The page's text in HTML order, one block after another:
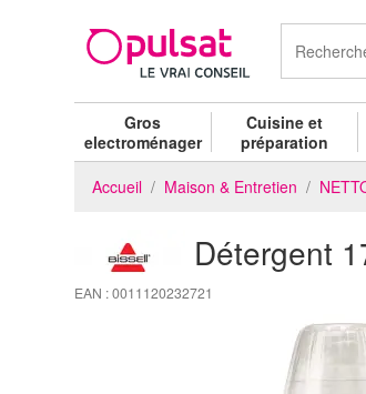
Gros
electroménager
Cuisine et
préparation
Accueil Maison & Entretien
Détergent
EAN : 0011120232721